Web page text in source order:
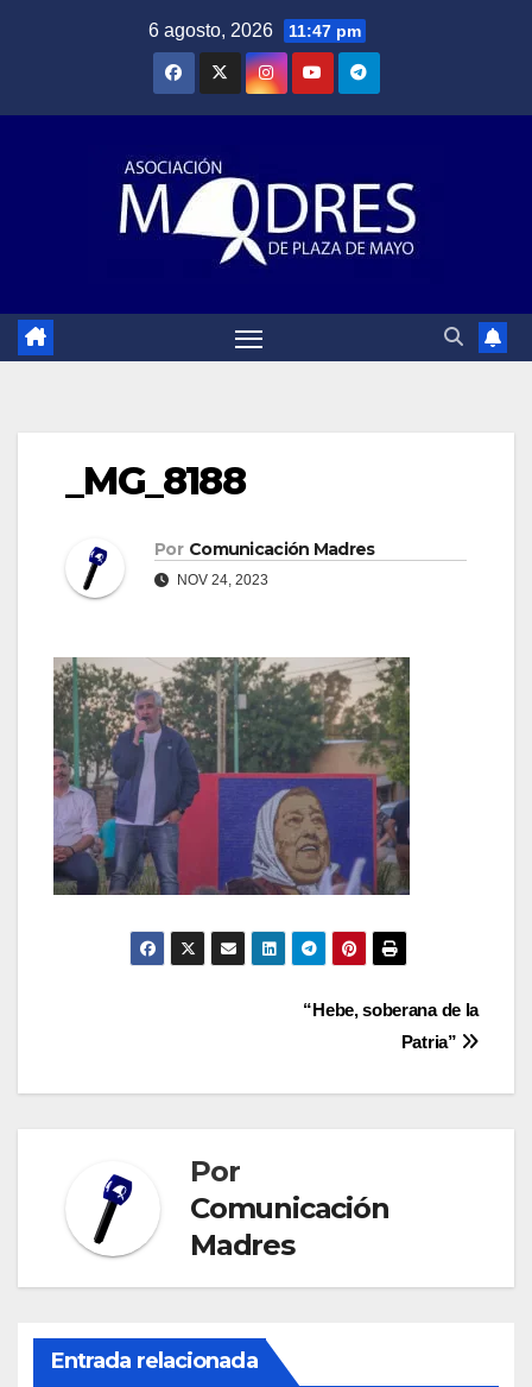
6 agosto, 2026 11:47 pm
_MG_8188
Por Comunicación Madres
NOV 24, 2023
“Hebe, soberana de la
Patria”
Por
Comunicación
Madres
Entrada relacionada